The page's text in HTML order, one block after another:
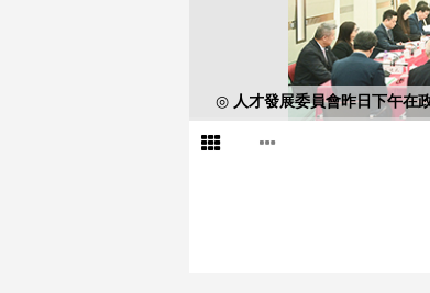
◎ 人才發展委員會昨日下午在